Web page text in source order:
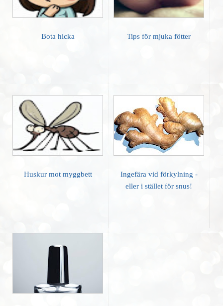
Bota hicka Tips för mjuka fötter
Huskur mot myggbett
Ingefära vid förkylning -
eller i stället för snus!